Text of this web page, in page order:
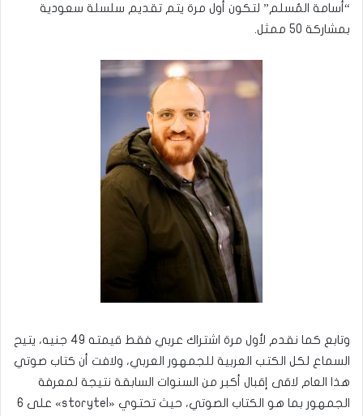
“أسامة المُسلم” لتكون أول مرة يتم تقديم سلسلة سعودية
بمشاركة 50 ممثل.
وتابع كما نقدم لأول مرة اشتراك عربي فقط قيمته 49 جنيه، يتيح
السماع لكل الكتب العربية للجمهور العربي، ولافت أن كتاب صوتي
هذا العام لاقى إقبال أكبر من السنوات السابقة نتيجة لمعرفة
الجمهور بما هو الكتاب الصوتي، حيث تحتوي «storytel» على 6